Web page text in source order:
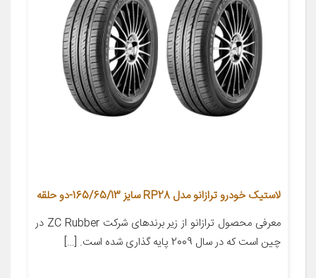
لاستیک خودرو ترازانو مدل RP28 سایز 165/65/13-دو حلقه
معرفی محصول ترازانو از زیر برندهای شرکت ZC Rubber در
چین است که در سال 2009 پایه گذاری شده است. […]